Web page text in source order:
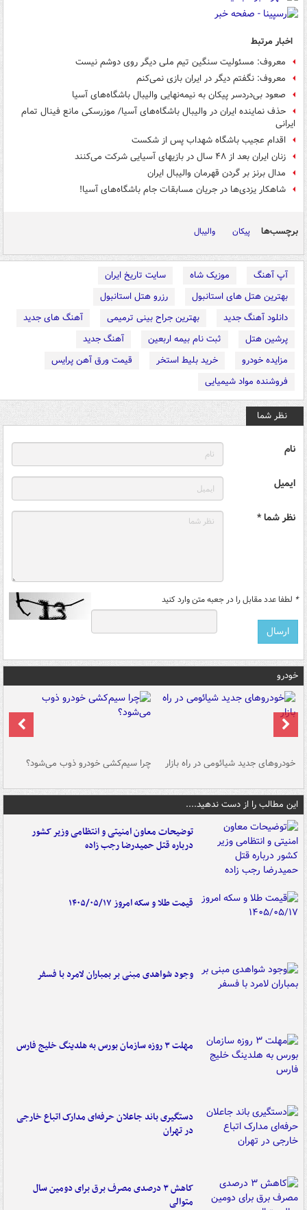
اخبار مرتبط
معروف: مسئولیت سنگین تیم ملی دیگر روی دوشم نیست
معروف: نگفتم دیگر در ایران بازی نمی‌کنم
صعود بی‌دردسر پیکان به نیمه‌نهایی والیبال باشگاه‌های آسیا
حذف نماینده ایران در والیبال باشگاه‌های آسیا/ موزرسکی مانع فینال تمام
ایرانی
اقدام عجیب باشگاه شهداب پس از شکست
زنان ایران بعد از ۴۸ سال در بازیهای آسیایی شرکت می‌کنند
مدال برنز بر گردن قهرمان والیبال ایران
شاهکار یزدی‌ها در جریان مسابقات جام باشگاه‌های آسیا!
برچسب‌ها پیکان والیبال
آپ آهنگ موزیک شاه
سایت تاریخ ایران
بهترین هتل های استانبول
رزرو هتل استانبول
دانلود آهنگ جدید
بهترین جراح بینی ترمیمی
آهنگ های جدید
پرشین هتل
ثبت نام بیمه اربعین
آهنگ جدید
مزایده خودرو
خرید بلیط استخر
قیمت ورق آهن پرایس
فروشنده مواد شیمیایی
نظر شما
نام
ایمیل
نظر شما *
* لطفا عدد مقابل را در جعبه متن وارد کنید
خودرو
خودروهای جدید شیائومی در راه بازار چرا سیم‌کشی خودرو ذوب می‌شود؟
این مطالب را از دست ندهید....
توضیحات معاون امنیتی و انتظامی وزیر کشور
درباره قتل حمیدرضا رجب زاده
قیمت طلا و سکه امروز ۱۴۰۵/۰۵/۱۷
وجود شواهدی مبنی بر بمباران لامرد با فسفر
مهلت ۳ روزه سازمان بورس به هلدینگ خلیج فارس
دستگیری باند جاعلان حرفه‌ای مدارک اتباع خارجی
در تهران
کاهش ۳ درصدی مصرف برق برای دومین سال
متوالی